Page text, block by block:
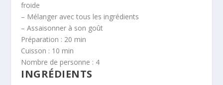
froide
– Mélanger avec tous les ingrédients
– Assaisonner à son goût
Préparation : 20 min
Cuisson : 10 min
Nombre de personne : 4
INGRÉDIENTS